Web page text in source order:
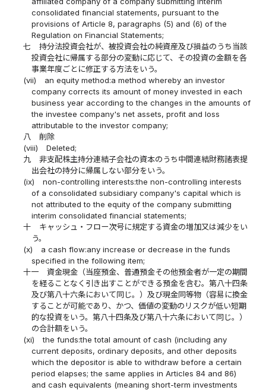
consolidated financial statements, pursuant to the
provisions of Article 8, paragraphs (5) and (6) of the
Regulation on Financial Statements;
七
持分法投資会社が、被投資会社の純資産及び損益のうち当該
投資会社に帰属する部分の変動に応じて、その投資の金額を各
事業年度ごとに修正する方法をいう。
(vii)
an equity method:a method whereby an investor
company corrects its amount of money invested in each
business year according to the changes in the amounts of
the investee company's net assets, profit and loss
attributable to the investor company;
八
削除
(viii)
Deleted;
九
非支配株主持分連結子会社の資本のうち中間連結財務諸表提
出会社の持分に帰属しない部分をいう。
(ix)
non-controlling interests:the non-controlling interests
of a consolidated subsidiary company's capital which is
not attributed to the equity of the company submitting
interim consolidated financial statements;
十
キャッシュ・フロー次号に規定する資金の増加又は減少をい
う。
(x)
a cash flow:any increase or decrease in the funds
specified in the following item;
十一
資金現金（当座預金、普通預金その他預金者が一定の期間
を経ることなく引き出すことができる預金を含む。第八十四条
及び第八十六条において同じ。）及び現金同等物（容易に換金
することが可能であり、かつ、価値の変動のリスクが低い短期
的な投資をいう。第八十四条及び第八十六条において同じ。）
の合計額をいう。
(xi)
the funds:the total amount of cash (including any
current deposits, ordinary deposits, and other deposits
which the depositor is able to withdraw before a certain
period elapses; the same applies in Articles 84 and 86)
and cash equivalents (meaning short-term investments